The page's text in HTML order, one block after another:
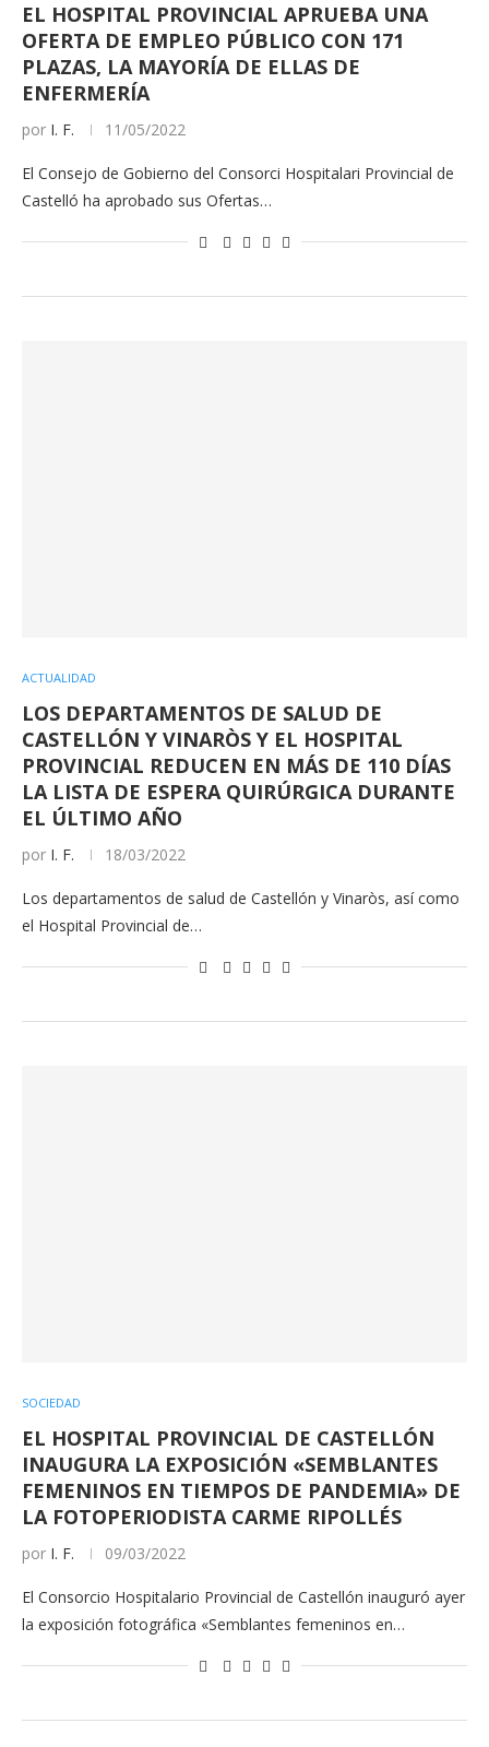
EL HOSPITAL PROVINCIAL APRUEBA UNA
OFERTA DE EMPLEO PÚBLICO CON 171
PLAZAS, LA MAYORÍA DE ELLAS DE
ENFERMERÍA
por I. F. 11/05/2022
El Consejo de Gobierno del Consorci Hospitalari Provincial de
Castelló ha aprobado sus Ofertas…
ACTUALIDAD
LOS DEPARTAMENTOS DE SALUD DE
CASTELLÓN Y VINARÒS Y EL HOSPITAL
PROVINCIAL REDUCEN EN MÁS DE 110 DÍAS
LA LISTA DE ESPERA QUIRÚRGICA DURANTE
EL ÚLTIMO AÑO
por I. F. 18/03/2022
Los departamentos de salud de Castellón y Vinaròs, así como
el Hospital Provincial de…
SOCIEDAD
EL HOSPITAL PROVINCIAL DE CASTELLÓN
INAUGURA LA EXPOSICIÓN «SEMBLANTES
FEMENINOS EN TIEMPOS DE PANDEMIA» DE
LA FOTOPERIODISTA CARME RIPOLLÉS
por I. F. 09/03/2022
El Consorcio Hospitalario Provincial de Castellón inauguró ayer
la exposición fotográfica «Semblantes femeninos en…